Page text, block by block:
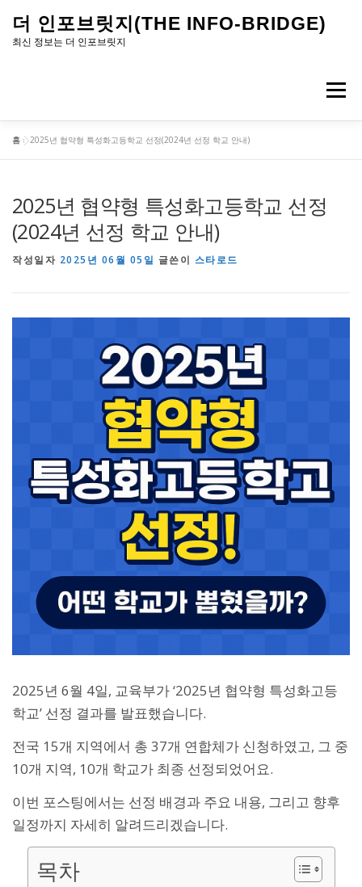
로
가
더 인포브릿지(THE INFO-BRIDGE)
최신 정보는 더 인포브릿지
메뉴
홈 »2025년 협약형 특성화고등학교 선정(2024년 선정 학교 안내)
2025년 협약형 특성화고등학교 선정
(2024년 선정 학교 안내)
작성일자 2025년 06월 05일 글쓴이 스타로드
2025년 6월 4일, 교육부가 ‘2025년 협약형 특성화고등
학교’ 선정 결과를 발표했습니다.
전국 15개 지역에서 총 37개 연합체가 신청하였고, 그 중
10개 지역, 10개 학교가 최종 선정되었어요.
이번 포스팅에서는 선정 배경과 주요 내용, 그리고 향후
일정까지 자세히 알려드리겠습니다.
목차